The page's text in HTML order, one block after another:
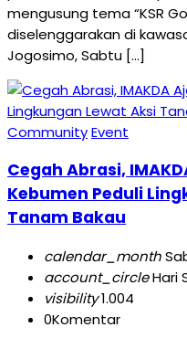
mengusung tema “KSR
diselenggarakan di
Jogosimo, Sabtu […]
CommunityEvent
Cegah Abrasi,
Kebumen Peduli
Tanam Bakau
calendar_month
account_circleHari
visibility1.004
0Komentar